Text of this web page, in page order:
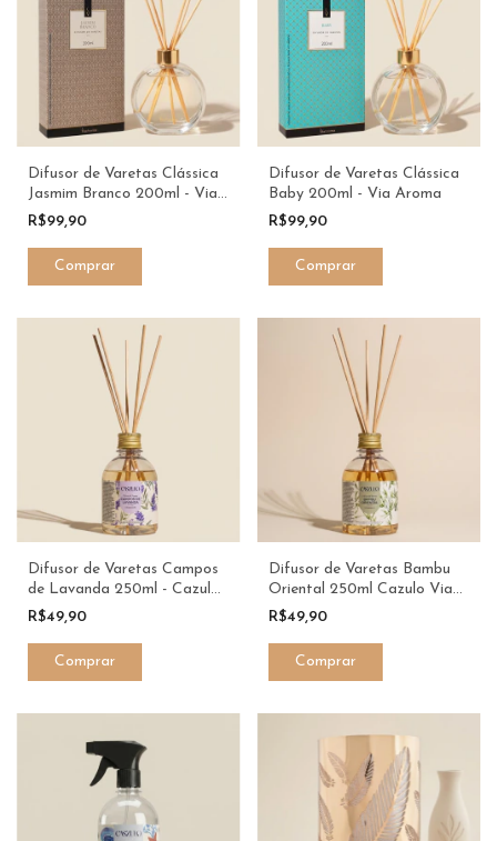
Difusor de Varetas Clássica
Jasmim Branco 200ml - Via
Aroma
R$99,90
Difusor de Varetas Clássica
Baby 200ml - Via Aroma
R$99,90
Difusor de Varetas Campos
de Lavanda 250ml - Cazulo
Via Aroma
R$49,90
Difusor de Varetas Bambu
Oriental 250ml Cazulo Via
Aroma
R$49,90